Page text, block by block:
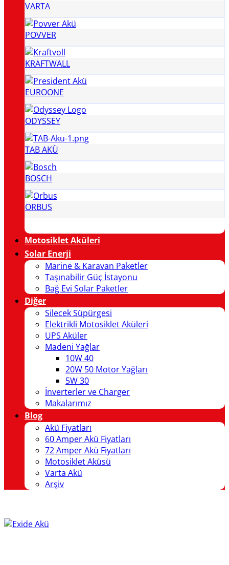
VARTA
POVVER
KRAFTWALL
EUROONE
ODYSSEY
TAB AKÜ
BOSCH
ORBUS
Motosiklet Aküleri
Solar Enerji
Marine & Karavan Paketler
Taşınabilir Güç İstayonu
Bağ Evi Solar Paketler
Diğer
Silecek Süpürgesi
Elektrikli Motosiklet Aküleri
UPS Aküler
Madeni Yağlar
10W 40
20W 50 Motor Yağları
5W 30
İnverterler ve Charger
Makalarımız
Blog
Akü Fiyatları
60 Amper Akü Fiyatları
72 Amper Akü Fiyatları
Motosiklet Aküsü
Varta Akü
Arşiv